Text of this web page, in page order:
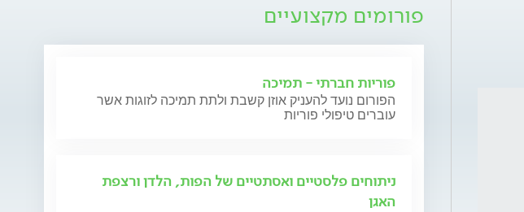
פורומים מקצועיים
פוריות חברתי - תמיכה
הפורום נועד להעניק אוזן קשבת ולתת תמיכה לזוגות אשר
עוברים טיפולי פוריות
ניתוחים פלסטיים ואסתטיים של הפות, הלדן ורצפת
האגן